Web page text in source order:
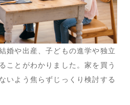
婚や出産、子どもの進学や独立
ことがわかりました。家を買う
いよう焦らずじっくり検討する